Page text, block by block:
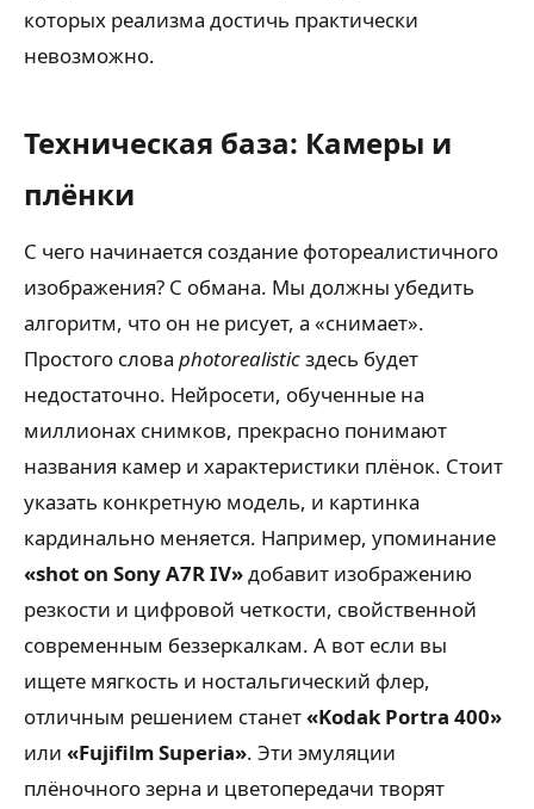
которых реализма достичь практически
невозможно.
Техническая база: Камеры и
плёнки
С чего начинается создание фотореалистичного
изображения? С обмана. Мы должны убедить
алгоритм, что он не рисует, а «снимает».
Простого слова photorealisticздесь будет
недостаточно. Нейросети, обученные на
миллионах снимков, прекрасно понимают
названия камер и характеристики плёнок. Стоит
указать конкретную модель, и картинка
кардинально меняется. Например, упоминание
«shot on Sony A7R IV»добавит изображению
резкости и цифровой четкости, свойственной
современным беззеркалкам. А вот если вы
ищете мягкость и ностальгический флер,
отличным решением станет«Kodak Portra 400»
или «Fujifilm Superia». Эти эмуляции
плёночного зерна и цветопередачи творят